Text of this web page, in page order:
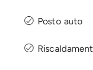
Posto auto